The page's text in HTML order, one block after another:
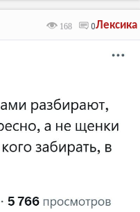
Лексика
168 0